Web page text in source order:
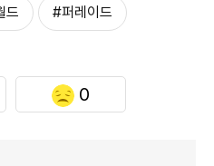
드 #퍼레이드
0